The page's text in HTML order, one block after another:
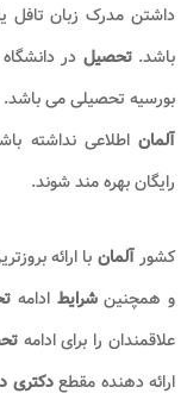
داشتن مدرک زبان تافل
باشد.تحصیل در
بورسیه تحصیلی می باشد.
آلماناطلاعی نداشته
رایگان بهره مند شوند.
کشورآلمان با ارائه
و همچنینشرایطادامه
علاقمندان را برای ادامه
ارائه دهنده مقطعدکتری